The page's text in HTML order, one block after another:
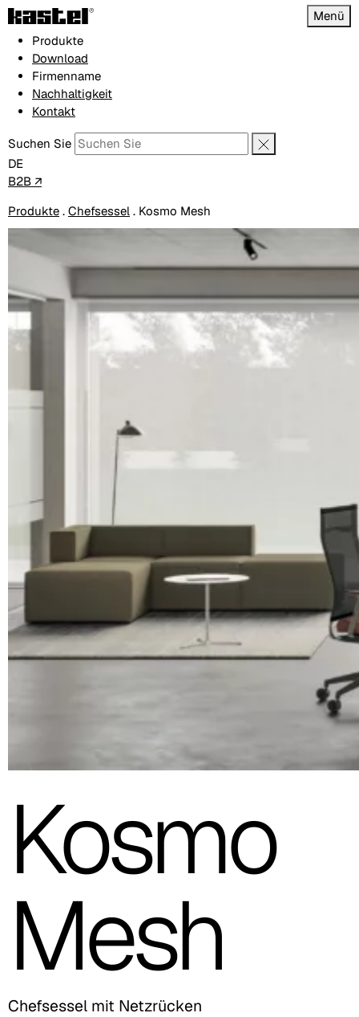
Menü
Produkte
Download
Firmenname
Nachhaltigkeit
Kontakt
Suchen Sie
DE
B2B ↗
Produkte . Chefsessel . Kosmo Mesh
Kosmo
Mesh
Chefsessel mit Netzrücken